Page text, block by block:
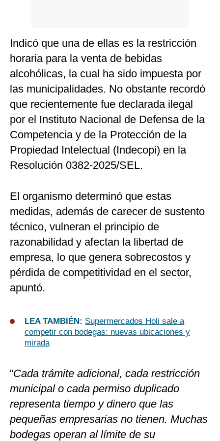
Indicó que una de ellas es la restricción
horaria para la venta de bebidas
alcohólicas, la cual ha sido impuesta por
las municipalidades. No obstante recordó
que recientemente fue declarada ilegal
por el Instituto Nacional de Defensa de la
Competencia y de la Protección de la
Propiedad Intelectual (Indecopi) en la
Resolución 0382-2025/SEL.
El organismo determinó que estas
medidas, además de carecer de sustento
técnico, vulneran el principio de
razonabilidad y afectan la libertad de
empresa, lo que genera sobrecostos y
pérdida de competitividad en el sector,
apuntó.
LEA TAMBIÉN: Supermercados Holi sale a
competir con bodegas: nuevas ubicaciones y
mirada
“Cada trámite adicional, cada restricción
municipal o cada permiso duplicado
representa tiempo y dinero que las
pequeñas empresarias no tienen. Muchas
bodegas operan al límite de su